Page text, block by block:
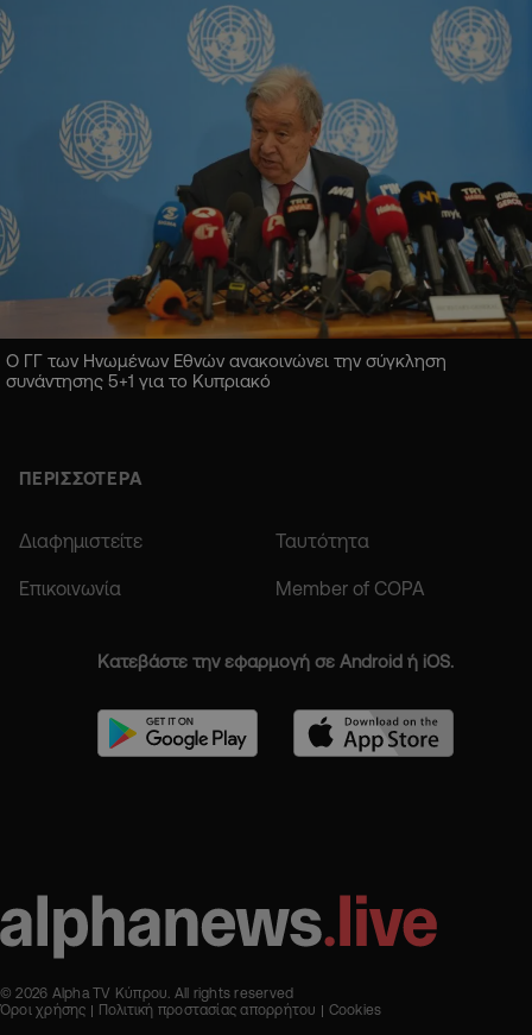
Ο ΓΓ των Ηνωμένων Εθνών ανακοινώνει την σύγκληση
συνάντησης 5+1 για το Κυπριακό
ΠΕΡΙΣΣΟΤΕΡΑ
Διαφημιστείτε Ταυτότητα
Επικοινωνία Member of COPA
Κατεβάστε την εφαρμογή σε Android ή iOS.
© 2026 Alpha TV Κύπρου. All rights reserved
Όροι χρήσης
Πολιτική προστασίας απορρήτου Cookies